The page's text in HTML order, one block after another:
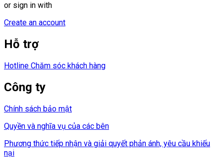
or sign in with
Create an account
Hỗ trợ
Hotline Chăm sóc khách hàng
Công ty
Chính sách bảo mật
Quyền và nghĩa vụ của các bên
Phương thức tiếp nhận và giải quyết phản ánh, yêu cầu khiếu
nại